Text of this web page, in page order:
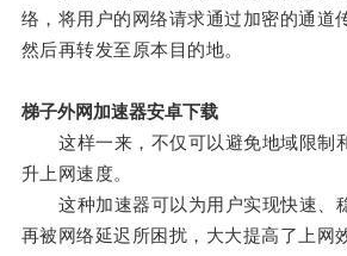
络，将用户的网络请求通过加密的通道
然后再转发至原本目的地。
梯子外网加速器安卓下载
这样一来，不仅可以避免地域限制
升上网速度。
这种加速器可以为用户实现快速、
再被网络延迟所困扰，大大提高了上网